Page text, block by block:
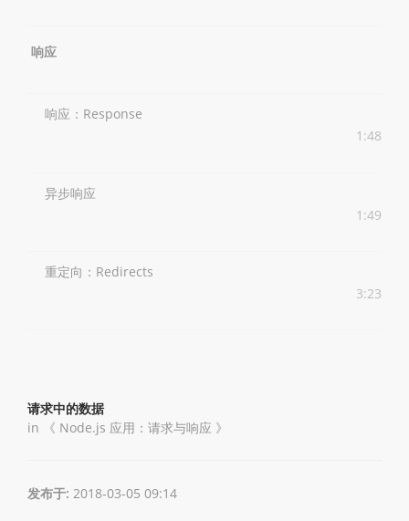
响应
响应：Response
1:48
异步响应
1:49
重定向：Redirects
3:23
请求中的数据
in 《 Node.js 应用：请求与响应 》
发布于: 2018-03-05 09:14